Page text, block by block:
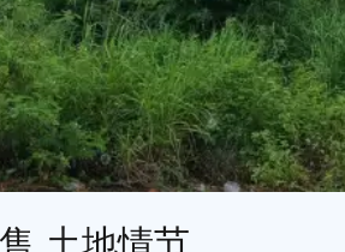
土地情节